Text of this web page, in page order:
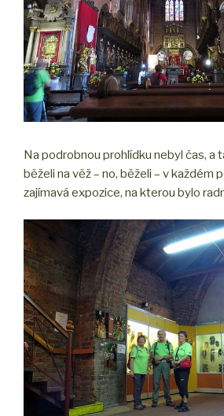
Na podrobnou prohlídku nebyl čas, a
běželi na věž – no, běželi – v každém
zajímavá expozice, na kterou bylo